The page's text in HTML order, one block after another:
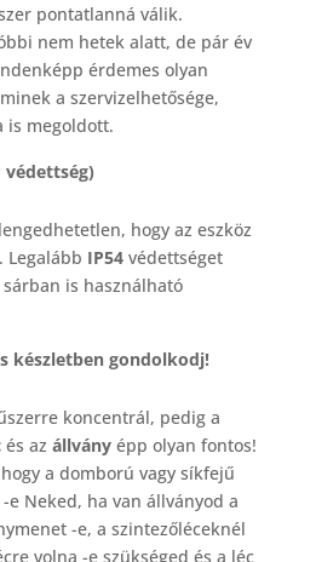
pontatlanná válik.
nem hetek alatt, de pár év
érdemes olyan
a szervizelhetősége,
is megoldott.
védettség)
hogy az eszköz
Legalább IP54védettséget
is használható
készletben gondolkodj!
koncentrál, pedig a
és az állványépp olyan fontos!
a domború vagy síkfejű
Neked, ha van állványod a
-e, a szintezőléceknél
volna -e szükséged és a léc